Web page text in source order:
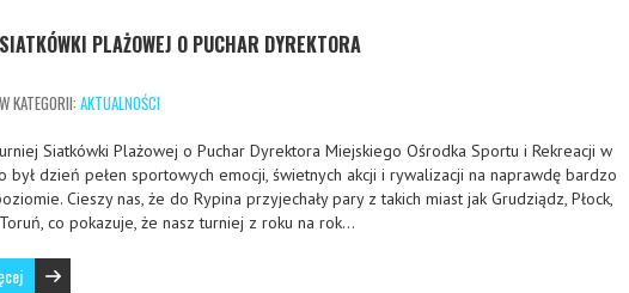
PLAŻOWEJ O PUCHAR DYREKTORA
KATEGORII: AKTUALNOŚCI
Siatkówki Plażowej o Puchar Dyrektora Miejskiego Ośrodka Sportu i Rekreacji w
był dzień pełen sportowych emocji, świetnych akcji i rywalizacji na naprawdę bardzo
Cieszy nas, że do Rypina przyjechały pary z takich miast jak Grudziądz, Płock,
co pokazuje, że nasz turniej z roku na rok…